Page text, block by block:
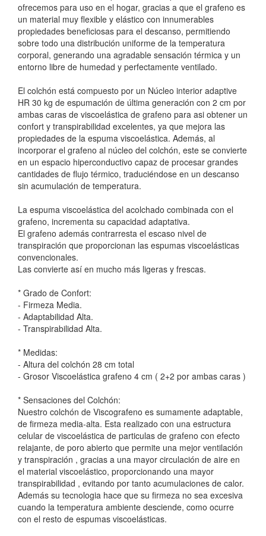
ofrecemos para uso en el hogar, gracias a que el grafeno es
un material muy flexible y elástico con innumerables
propiedades beneficiosas para el descanso, permitiendo
sobre todo una distribución uniforme de la temperatura
corporal, generando una agradable sensación térmica y un
entorno libre de humedad y perfectamente ventilado.
El colchón está compuesto por un Núcleo interior adaptive
HR 30 kg de espumación de última generación con 2 cm por
ambas caras de viscoelástica de grafeno para asi obtener un
confort y transpirabilidad excelentes, ya que mejora las
propiedades de la espuma viscoelástica. Además, al
incorporar el grafeno al núcleo del colchón, este se convierte
en un espacio hiperconductivo capaz de procesar grandes
cantidades de flujo térmico, traduciéndose en un descanso
sin acumulación de temperatura.
La espuma viscoelástica del acolchado combinada con el
grafeno, incrementa su capacidad adaptativa.
El grafeno además contrarresta el escaso nivel de
transpiración que proporcionan las espumas viscoelásticas
convencionales.
Las convierte así en mucho más ligeras y frescas.
* Grado de Confort:
- Firmeza Media.
- Adaptabilidad Alta.
- Transpirabilidad Alta.
* Medidas:
- Altura del colchón 28 cm total
- Grosor Viscoelástica grafeno 4 cm ( 2+2 por ambas caras )
* Sensaciones del Colchón:
Nuestro colchón de Viscografeno es sumamente adaptable,
de firmeza media-alta. Esta realizado con una estructura
celular de viscoelástica de particulas de grafeno con efecto
relajante, de poro abierto que permite una mejor ventilación
y transpiración , gracias a una mayor circulación de aire en
el material viscoelástico, proporcionando una mayor
transpirabilidad , evitando por tanto acumulaciones de calor.
Además su tecnologia hace que su firmeza no sea excesiva
cuando la temperatura ambiente desciende, como ocurre
con el resto de espumas viscoelásticas.